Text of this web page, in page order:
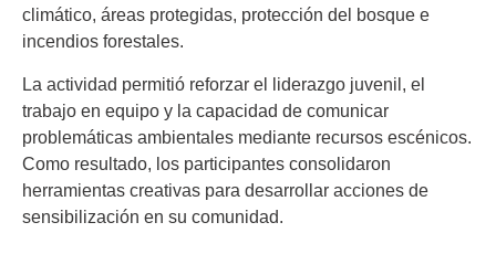
climático, áreas protegidas, protección del bosque e
incendios forestales.
La actividad permitió reforzar el liderazgo juvenil, el
trabajo en equipo y la capacidad de comunicar
problemáticas ambientales mediante recursos escénicos.
Como resultado, los participantes consolidaron
herramientas creativas para desarrollar acciones de
sensibilización en su comunidad.